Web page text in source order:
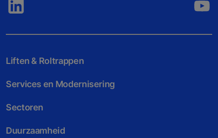
Liften & Roltrappen
Services en Modernisering
Sectoren
Duurzaamheid